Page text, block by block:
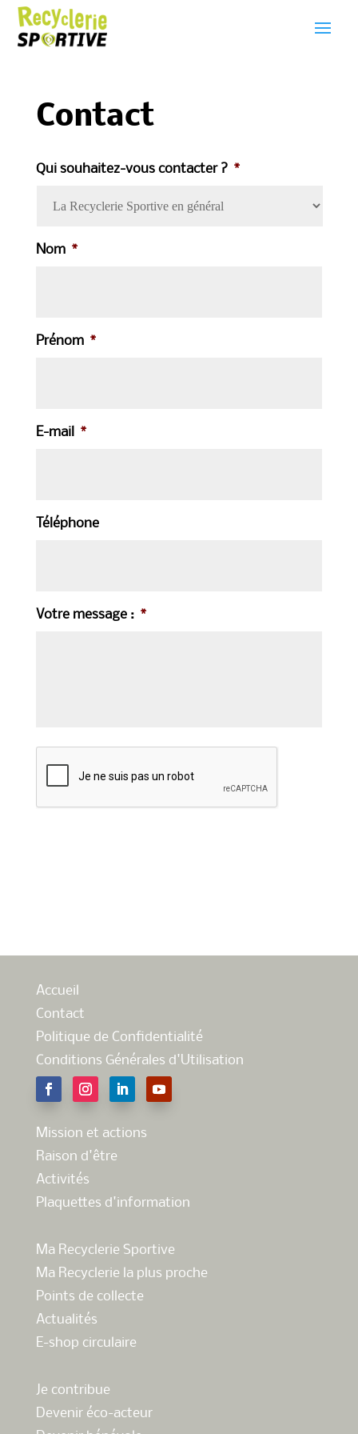
Contact
Qui souhaitez-vous contacter ? *
Nom *
Prénom *
E-mail *
Téléphone
Votre message : *
Accueil
Contact
Politique de Confidentialité
Conditions Générales d'Utilisation
Mission et actions
Raison d'être
Activités
Plaquettes d'information
Ma Recyclerie Sportive
Ma Recyclerie la plus proche
Points de collecte
Actualités
E-shop circulaire
Je contribue
Devenir éco-acteur